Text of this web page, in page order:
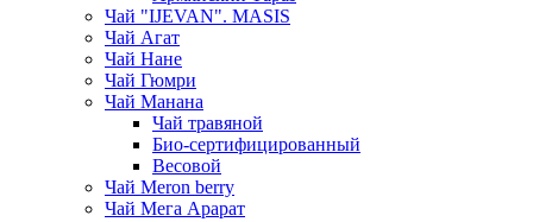
Чай "IJEVAN". MASIS
Чай Агат
Чай Нане
Чай Гюмри
Чай Манана
Чай травяной
Био-сертифицированный
Весовой
Чай Meron berry
Чай Мега Арарат